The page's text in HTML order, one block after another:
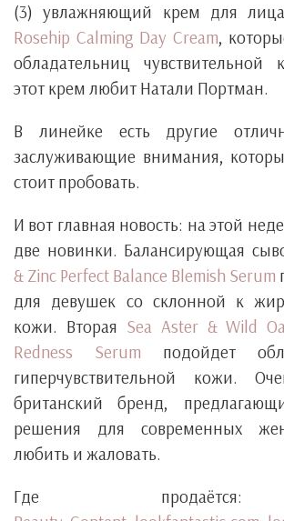
(3) увлажняющий крем для лица
Rosehip Calming Day Cream,
обладательниц
этот крем любит Натали Портман.
В линейке есть другие
заслуживающие внимания,
стоит пробовать.
И вот главная новость: на этой
две новинки. Балансирующая
& Zinc Perfect Balance Blemish Serum
для девушек со склонной к
кожи. Вторая Sea Aster & Wild
Redness Serum подойдет
гиперчувствительной кожи.
британский бренд,
решения для современных
любить и жаловать.
Где